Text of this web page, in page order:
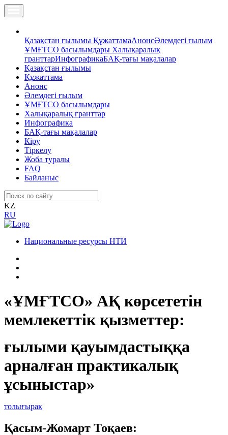
Қазақстан ғылымы ҚұжаттамаАнонсӘлемдегі ғылым
ҰМҒТСО басылымдары Халықаралық
гранттарИнфографикаБАҚ-тағы мақалалар
Қазақстан ғылымы
Құжаттама
Анонс
Әлемдегі ғылым
ҰМҒТСО басылымдары
Халықаралық гранттар
Инфографика
БАҚ-тағы мақалалар
Кіру
Тіркелу
Жоба туралы
FAQ
Байланыс
KZ
RU
Национальные ресурсы НТИ
«ҰМҒТСО» АҚ көрсететін
мемлекеттік қызметтер:
ғылыми қауымдастыққа
арналған практикалық
ұсыныстар»
толығырақ
Қасым-Жомарт Тоқаев: